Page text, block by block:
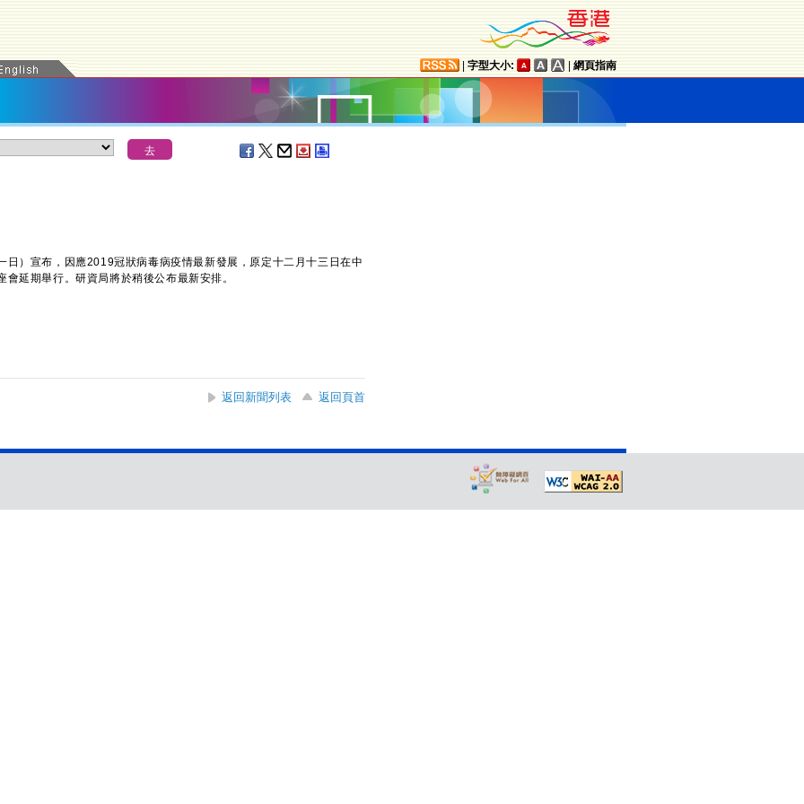
字型大小: 網頁指南
宣布，因應2019冠狀病毒病疫情最新發展，原定十二月十三日在中
延期舉行。研資局將於稍後公布最新安排。
返回新聞列表 返回頁首